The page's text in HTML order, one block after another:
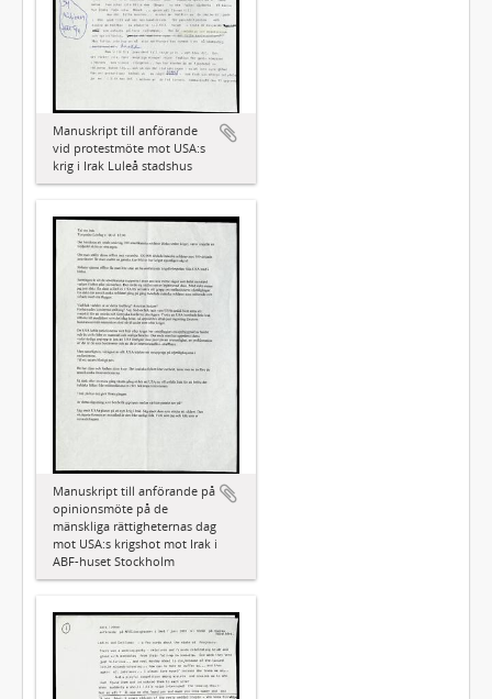
Manuskript till anförande
vid protestmöte mot USA:s
krig i Irak Luleå stadshus
Manuskript till anförande på
opinionsmöte på de
mänskliga rättigheternas dag
mot USA:s krigshot mot Irak i
ABF-huset Stockholm